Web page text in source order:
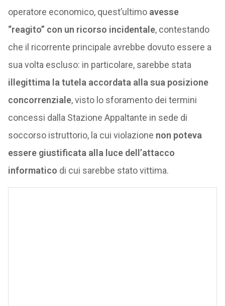
operatore economico, quest’ultimo avesse
“reagito” con un ricorso incidentale, contestando
che il ricorrente principale avrebbe dovuto essere a
sua volta escluso: in particolare, sarebbe stata
illegittima la tutela accordata alla sua posizione
concorrenziale, visto lo sforamento dei termini
concessi dalla Stazione Appaltante in sede di
soccorso istruttorio, la cui violazione non poteva
essere giustificata alla luce dell’attacco
informatico di cui sarebbe stato vittima.